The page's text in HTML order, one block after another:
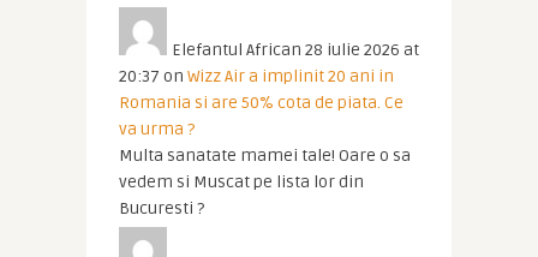
Elefantul African 28 iulie 2026 at
20:37 on Wizz Air a implinit 20 ani in
Romania si are 50% cota de piata. Ce
va urma ?
Multa sanatate mamei tale! Oare o sa
vedem si Muscat pe lista lor din
Bucuresti ?